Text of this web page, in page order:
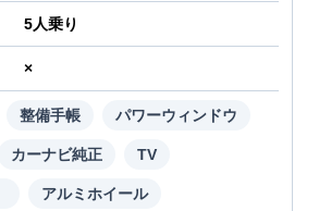
5人乗り
×
整備手帳 パワーウィンドウ
カーナビ純正 TV
アルミホイール